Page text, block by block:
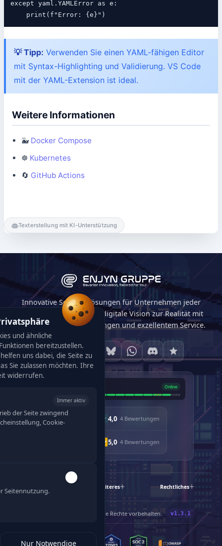
except yaml.YAMLError as e:
💡 Tipp: Verwenden Sie einen YAML-fähigen Editor
mit Syntax-Highlighting und Validierung. VS Code
mit der YAML-Extension ist ideal.
Weitere Informationen
🐳 Docker Compose
☸️ Kubernetes
🔄 GitHub Actions
Texterstellung mit KI-Unterstützung
Innovative Softwarelösungen für Unternehmen jeder
Größe. Wir machen Ihre digitale Vision zur Realität mit
maßgeschneiderten Lösungen und exzellentem Service.
4,0· 4 Bewertungen
5,0· 4 Bewertungen
Weiteres Rechtliches
Gruppe. Alle Rechte vorbehalten.
120
und ähnliche
bereitzustellen.
uns dabei, die Seite zu
Sie zulassen möchten. Ihre
widerrufen.
Immer aktiv
der Seite zwingend
Cookie-
Seitennutzung.
Nur Notwendige